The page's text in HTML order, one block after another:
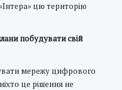
цю територію
побудувати свій
мережу цифрового
це рішення не